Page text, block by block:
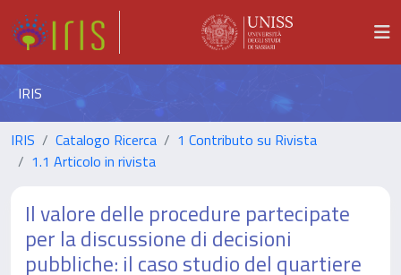
IRIS
IRIS Catalogo Ricerca
1 Contributo su Rivista
1.1 Articolo in rivista
Il valore delle procedure partecipate
per la discussione di decisioni
pubbliche: il caso studio del quartiere